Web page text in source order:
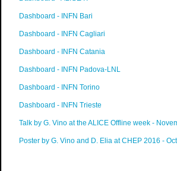
Dashboard - INFN Bari
Dashboard - INFN Cagliari
Dashboard - INFN Catania
Dashboard - INFN Padova-LNL
Dashboard - INFN Torino
Dashboard - INFN Trieste
Talk by G. Vino at the ALICE Offline week -
Poster by G. Vino and D. Elia at CHEP 2016 -